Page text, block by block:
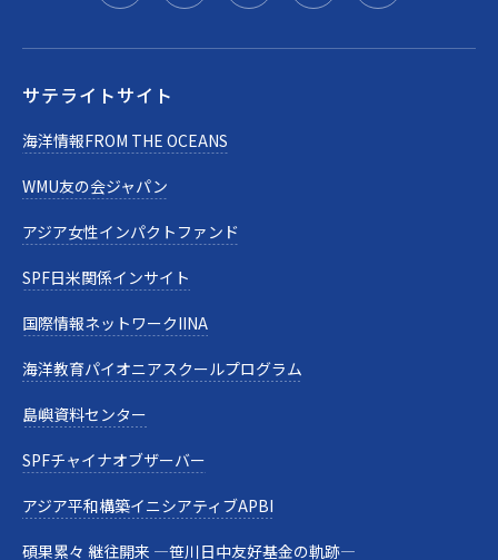
サテライトサイト
海洋情報FROM THE OCEANS
WMU友の会ジャパン
アジア女性インパクトファンド
SPF日米関係インサイト
国際情報ネットワークIINA
海洋教育パイオニアスクールプログラム
島嶼資料センター
SPFチャイナオブザーバー
アジア平和構築イニシアティブAPBI
碩果累々 継往開来 —笹川日中友好基金の軌跡—